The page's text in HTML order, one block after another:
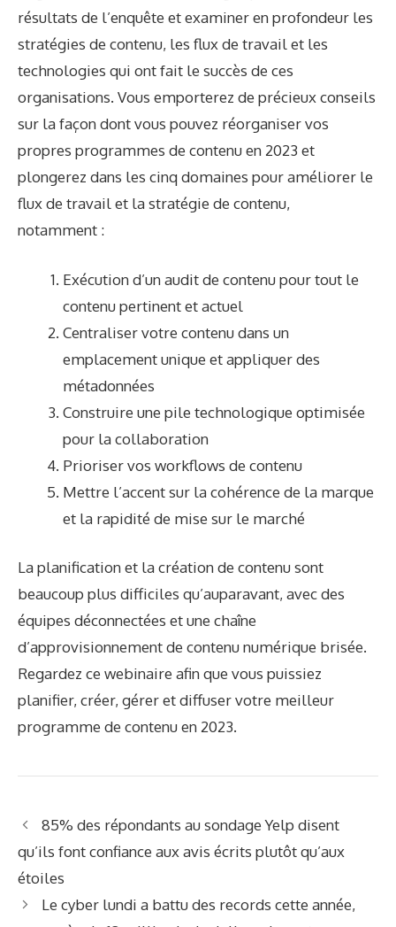
résultats de l’enquête et examiner en profondeur les
stratégies de contenu, les flux de travail et les
technologies qui ont fait le succès de ces
organisations. Vous emporterez de précieux conseils
sur la façon dont vous pouvez réorganiser vos
propres programmes de contenu en 2023 et
plongerez dans les cinq domaines pour améliorer le
flux de travail et la stratégie de contenu,
notamment :
Exécution d’un audit de contenu pour tout le
contenu pertinent et actuel
Centraliser votre contenu dans un
emplacement unique et appliquer des
métadonnées
Construire une pile technologique optimisée
pour la collaboration
Prioriser vos workflows de contenu
Mettre l’accent sur la cohérence de la marque
et la rapidité de mise sur le marché
La planification et la création de contenu sont
beaucoup plus difficiles qu’auparavant, avec des
équipes déconnectées et une chaîne
d’approvisionnement de contenu numérique brisée.
Regardez ce webinaire afin que vous puissiez
planifier, créer, gérer et diffuser votre meilleur
programme de contenu en 2023.
85% des répondants au sondage Yelp disent
qu’ils font confiance aux avis écrits plutôt qu’aux
étoiles
Le cyber lundi a battu des records cette année,